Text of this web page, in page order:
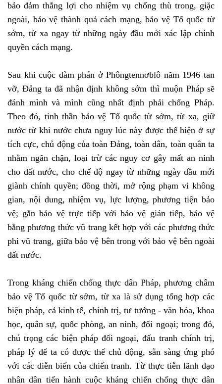
bảo đảm thắng lợi cho nhiệm vụ chống thù trong, giặc
ngoài, bảo vệ thành quả cách mạng, bảo vệ Tổ quốc từ
sớm, từ xa ngay từ những ngày đầu mới xác lập chính
quyền cách mạng.
Sau khi cuộc đàm phán ở Phôngtennơblô năm 1946 tan
vỡ, Đảng ta đã nhận định không sớm thì muộn Pháp sẽ
đánh mình và mình cũng nhất định phải chống Pháp.
Theo đó, tinh thần bảo vệ Tổ quốc từ sớm, từ xa, giữ
nước từ khi nước chưa nguy lúc này được thể hiện ở sự
tích cực, chủ động của toàn Đảng, toàn dân, toàn quân ta
nhằm ngăn chặn, loại trừ các nguy cơ gây mất an ninh
cho đất nước, cho chế độ ngay từ những ngày đầu mới
giành chính quyền; đồng thời, mở rộng phạm vi không
gian, nội dung, nhiệm vụ, lực lượng, phương tiện bảo
vệ; gắn bảo vệ trực tiếp với bảo vệ gián tiếp, bảo vệ
bằng phương thức vũ trang kết hợp với các phương thức
phi vũ trang, giữa bảo vệ bên trong với bảo vệ bên ngoài
đất nước.
Trong kháng chiến chống thực dân Pháp, phương châm
bảo vệ Tổ quốc từ sớm, từ xa là sử dụng tổng hợp các
biện pháp, cả kinh tế, chính trị, tư tưởng - văn hóa, khoa
học, quân sự, quốc phòng, an ninh, đối ngoại; trong đó,
chú trọng các biện pháp đối ngoại, đấu tranh chính trị,
pháp lý để ta có được thế chủ động, sẵn sàng ứng phó
với các diễn biến của chiến tranh. Từ thực tiễn lãnh đạo
nhân dân tiến hành cuộc kháng chiến chống thực dân